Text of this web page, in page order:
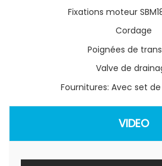
Fixations moteur
Cordage
Poignées de
Valve de
Fournitures: Avec set
VIDEO